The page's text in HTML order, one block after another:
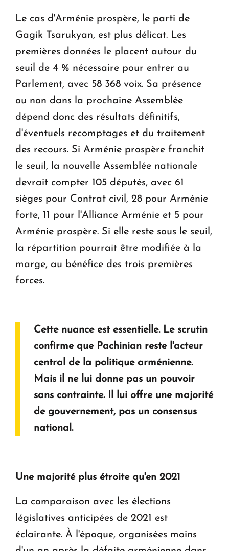
Le cas d'Arménie prospère, le parti de
Gagik Tsarukyan, est plus délicat. Les
premières données le placent autour du
seuil de 4 % nécessaire pour entrer au
Parlement, avec 58 368 voix. Sa présence
ou non dans la prochaine Assemblée
dépend donc des résultats définitifs,
d'éventuels recomptages et du traitement
des recours. Si Arménie prospère franchit
le seuil, la nouvelle Assemblée nationale
devrait compter 105 députés, avec 61
sièges pour Contrat civil, 28 pour Arménie
forte, 11 pour l'Alliance Arménie et 5 pour
Arménie prospère. Si elle reste sous le seuil,
la répartition pourrait être modifiée à la
marge, au bénéfice des trois premières
forces.
Cette nuance est essentielle. Le scrutin
confirme que Pachinian reste l'acteur
central de la politique arménienne.
Mais il ne lui donne pas un pouvoir
sans contrainte. Il lui offre une majorité
de gouvernement, pas un consensus
national.
Une majorité plus étroite qu'en 2021
La comparaison avec les élections
législatives anticipées de 2021 est
éclairante. À l'époque, organisées moins